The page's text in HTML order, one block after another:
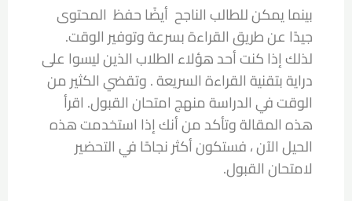
بينما يمكن للطالب الناجح أيضًا حفظ المحتوى
جيدًا عن طريق القراءة بسرعة وتوفير الوقت.
لذلك إذا كنت أحد هؤلاء الطلاب الذين ليسوا على
دراية بتقنية القراءة السريعة . وتقضي الكثير من
الوقت في الدراسة منهج امتحان القبول. اقرأ
هذه المقالة وتأكد من أنك إذا استخدمت هذه
الحيل الآن ، فستكون أكثر نجاحًا في التحضير
لامتحان القبول.